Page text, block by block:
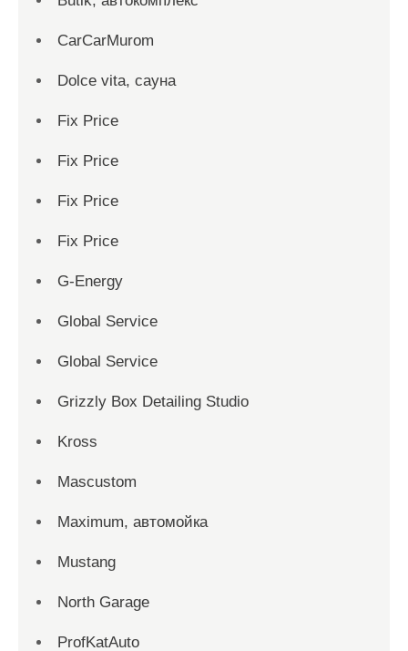
CarCarMurom
Dolce vita, сауна
Fix Price
Fix Price
Fix Price
Fix Price
G-Energy
Global Service
Global Service
Grizzly Box Detailing Studio
Kross
Mascustom
Maximum, автомойка
Mustang
North Garage
ProfKatAuto